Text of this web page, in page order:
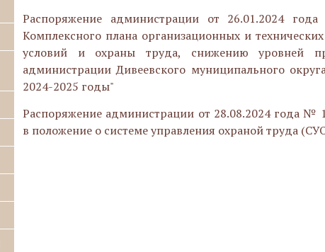
Распоряжение администрации от 26.01.2024
Комплексного плана организационных и
условий и охраны труда, снижению уровней
администрации Дивеевского муниципального
2024-2025 годы"
Распоряжение администрации от 28.08.2024 года №
в положение о системе управления охраной труда